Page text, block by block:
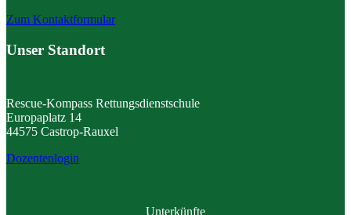
Zum Kontaktformular
Unser Standort
Rescue-Kompass Rettungsdienstschule
Europaplatz 14
44575 Castrop-Rauxel
Dozentenlogin
Unterkünfte